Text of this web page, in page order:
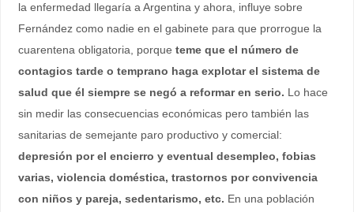
la enfermedad llegaría a Argentina y ahora, influye sobre
Fernández como nadie en el gabinete para que prorrogue la
cuarentena obligatoria, porque teme que el número de
contagios tarde o temprano haga explotar el sistema de
salud que él siempre se negó a reformar en serio. Lo hace
sin medir las consecuencias económicas pero también las
sanitarias de semejante paro productivo y comercial:
depresión por el encierro y eventual desempleo, fobias
varias, violencia doméstica, trastornos por convivencia
con niños y pareja, sedentarismo, etc. En una población